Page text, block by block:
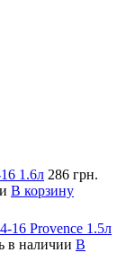
1.6л 286 грн.
В корзину
16 Provence 1.5л
в наличии В